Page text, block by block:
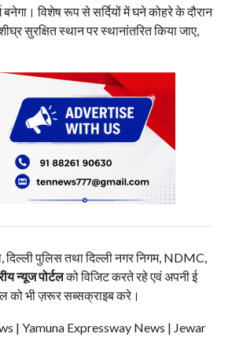
विशेष रूप से सर्दियों में घने कोहरे के दौरान
सुरक्षित स्थान पर स्थानांतरित किया जाए,
दिल्ली पुलिस तथा दिल्ली नगर निगम, NDMC,
न्यूज पोर्टलको विजिट करते रहे एवं अपनी ई
को भी ज़रूर सब्सक्राइब करे।
| Yamuna Expressway News | Jewar